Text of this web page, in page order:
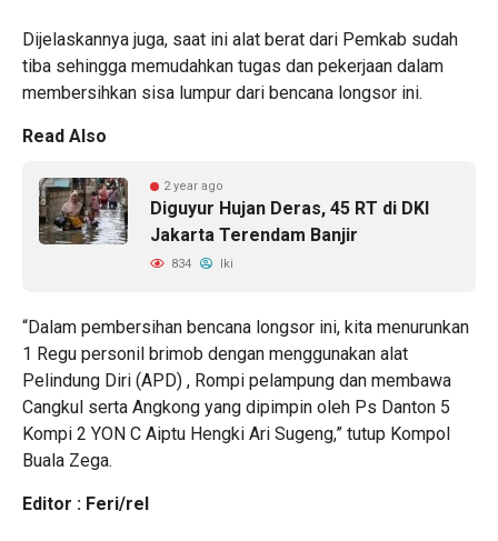
Dijelaskannya juga, saat ini alat berat dari Pemkab sudah
tiba sehingga memudahkan tugas dan pekerjaan dalam
membersihkan sisa lumpur dari bencana longsor ini.
Read Also
2 year ago
Diguyur Hujan Deras, 45 RT di DKI
Jakarta Terendam Banjir
834 Iki
“Dalam pembersihan bencana longsor ini, kita menurunkan
1 Regu personil brimob dengan menggunakan alat
Pelindung Diri (APD) , Rompi pelampung dan membawa
Cangkul serta Angkong yang dipimpin oleh Ps Danton 5
Kompi 2 YON C Aiptu Hengki Ari Sugeng,” tutup Kompol
Buala Zega.
Editor : Feri/rel